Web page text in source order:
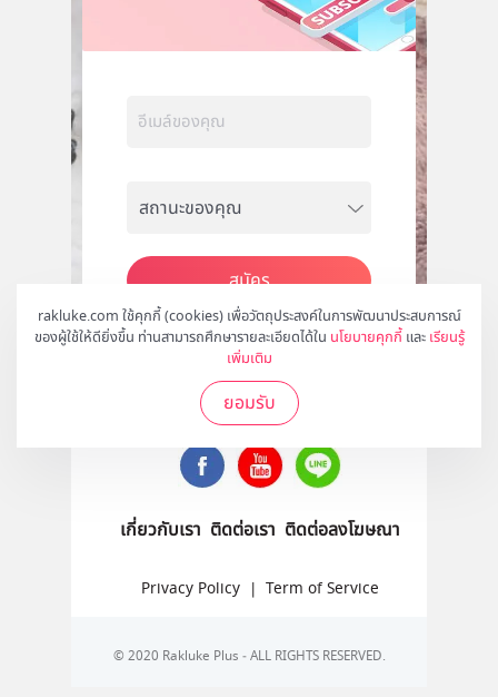
rakluke.com ใช้คุกกี้ (cookies) เพื่อวัตถุประสงค์ในการพัฒนาประสบการณ์
ของผู้ใช้ให้ดียิ่งขึ้น ท่านสามารถศึกษารายละเอียดได้ใน นโยบายคุกกี้ และ เรียนรู้
เพิ่มเติม
ยอมรับ
สมัคร
ติดตามเราได้ที่
เกี่ยวกับเรา ติดต่อเรา ติดต่อลงโฆษณา
Privacy Policy | Term of Service
© 2020 Rakluke Plus - ALL RIGHTS RESERVED.